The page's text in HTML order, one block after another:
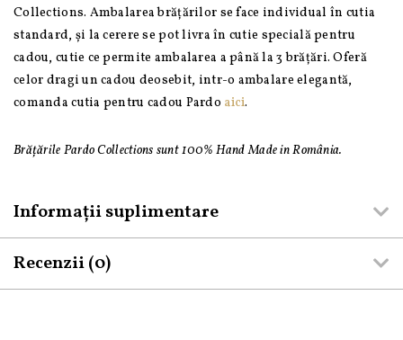
Collections. Ambalarea brățărilor se face individual în cutia
standard, și la cerere se pot livra în cutie specială pentru
cadou, cutie ce permite ambalarea a până la 3 brățări. Oferă
celor dragi un cadou deosebit, intr-o ambalare elegantă,
comanda cutia pentru cadou Pardo aici.
Brățările Pardo Collections sunt 100% Hand Made in România.
Informații suplimentare
Recenzii (0)